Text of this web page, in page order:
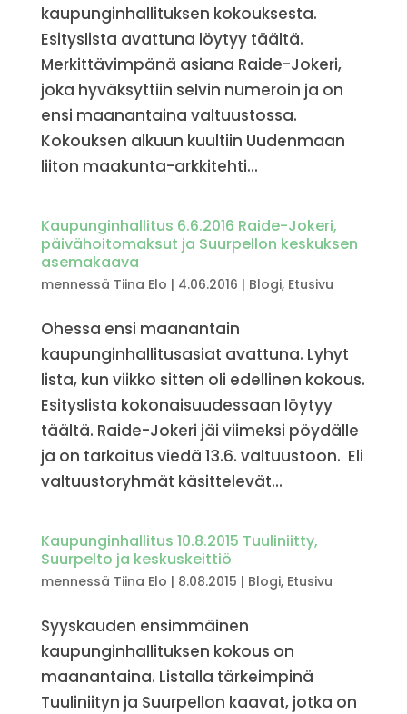
kaupunginhallituksen kokouksesta.
Esityslista avattuna löytyy täältä.
Merkittävimpänä asiana Raide-Jokeri,
joka hyväksyttiin selvin numeroin ja on
ensi maanantaina valtuustossa.
Kokouksen alkuun kuultiin Uudenmaan
liiton maakunta-arkkitehti...
Kaupunginhallitus 6.6.2016 Raide-Jokeri,
päivähoitomaksut ja Suurpellon keskuksen
asemakaava
mennessä Tiina Elo | 4.06.2016 | Blogi, Etusivu
Ohessa ensi maanantain
kaupunginhallitusasiat avattuna. Lyhyt
lista, kun viikko sitten oli edellinen kokous.
Esityslista kokonaisuudessaan löytyy
täältä. Raide-Jokeri jäi viimeksi pöydälle
ja on tarkoitus viedä 13.6. valtuustoon. Eli
valtuustoryhmät käsittelevät...
Kaupunginhallitus 10.8.2015 Tuuliniitty,
Suurpelto ja keskuskeittiö
mennessä Tiina Elo | 8.08.2015 | Blogi, Etusivu
Syyskauden ensimmäinen
kaupunginhallituksen kokous on
maanantaina. Listalla tärkeimpinä
Tuuliniityn ja Suurpellon kaavat, jotka on